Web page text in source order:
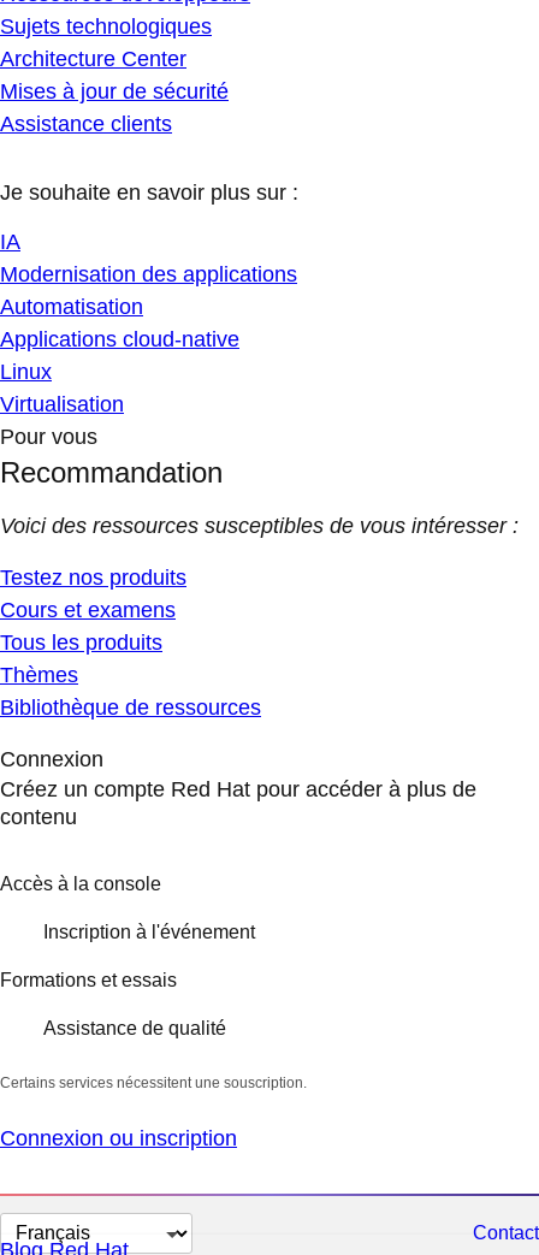
Sujets technologiques
Architecture Center
Mises à jour de sécurité
Assistance clients
Je souhaite en savoir plus sur :
IA
Modernisation des applications
Automatisation
Applications cloud-native
Linux
Virtualisation
Pour vous
Recommandation
Voici des ressources susceptibles de vous intéresser :
Testez nos produits
Cours et examens
Tous les produits
Thèmes
Bibliothèque de ressources
Connexion
Créez un compte Red Hat pour accéder à plus de
contenu
Accès à la console
Inscription à l'événement
Formations et essais
Assistance de qualité
Certains services nécessitent une souscription.
Connexion ou inscription
Changer
Contact
Blog Red Hat